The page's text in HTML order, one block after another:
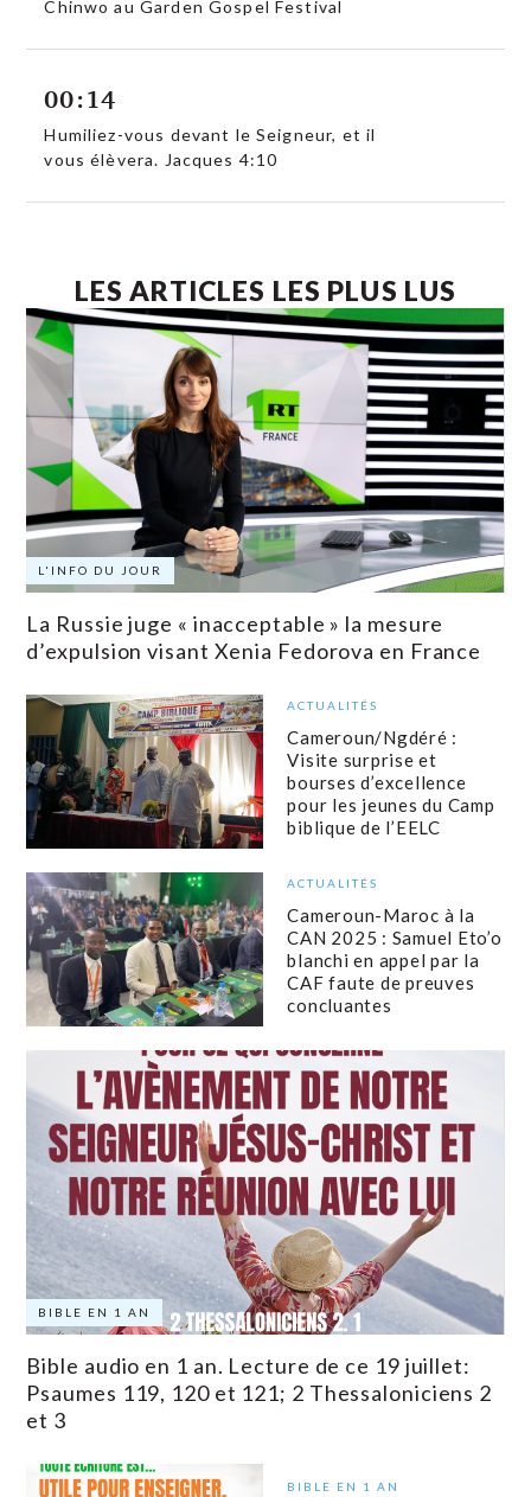
Chinwo au Garden Gospel Festival
00:14
Humiliez-vous devant le Seigneur, et il
vous élèvera. Jacques 4:10
LES ARTICLES LES PLUS LUS
L'INFO DU JOUR
La Russie juge « inacceptable » la mesure
d’expulsion visant Xenia Fedorova en France
ACTUALITÉS
Cameroun/Ngdéré :
Visite surprise et
bourses d’excellence
pour les jeunes du Camp
biblique de l’EELC
ACTUALITÉS
Cameroun-Maroc à la
CAN 2025 : Samuel Eto’o
blanchi en appel par la
CAF faute de preuves
concluantes
BIBLE EN 1 AN
Bible audio en 1 an. Lecture de ce 19 juillet:
Psaumes 119, 120 et 121; 2 Thessaloniciens 2
et 3
BIBLE EN 1 AN